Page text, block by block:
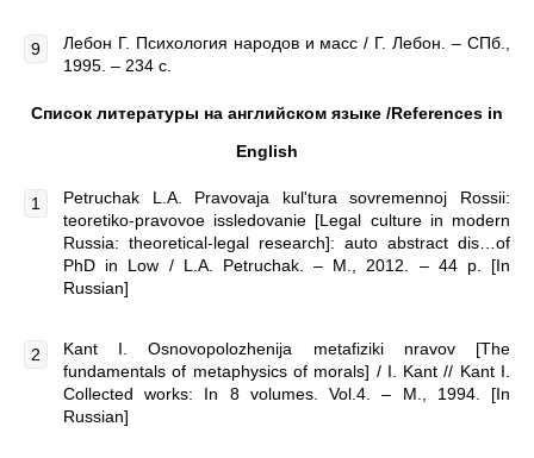
Лебон Г. Психология народов и масс / Г. Лебон. – СПб.,
1995. – 234 с.
Список литературы на английском языке /References in
English
Petruchak L.A. Pravovaja kul'tura sovremennoj Rossii:
teoretiko-pravovoe issledovanie [Legal culture in modern
Russia: theoretical-legal research]: auto abstract dis…of
PhD in Low / L.A. Petruchak. – M., 2012. – 44 p. [In
Russian]
Kant I. Osnovopolozhenija metafiziki nravov [The
fundamentals of metaphysics of morals] / I. Kant // Kant I.
Collected works: In 8 volumes. Vol.4. – M., 1994. [In
Russian]